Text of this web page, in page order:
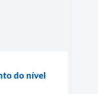
do nível